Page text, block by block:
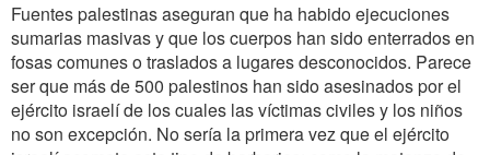
Fuentes palestinas aseguran que ha habido ejecuciones
sumarias masivas y que los cuerpos han sido enterrados en
fosas comunes o traslados a lugares desconocidos. Parece
ser que más de 500 palestinos han sido asesinados por el
ejército israelí de los cuales las víctimas civiles y los niños
no son excepción. No sería la primera vez que el ejército